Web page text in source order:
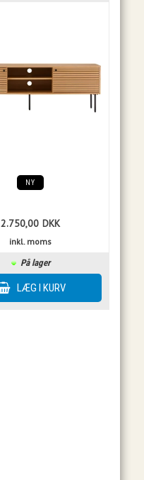
NY
2.750,00 DKK
inkl. moms
På lager